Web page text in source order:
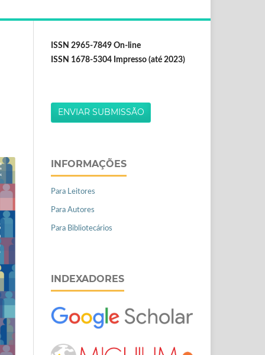
ISSN 2965-7849 On-line
ISSN 1678-5304 Impresso (até 2023)
ENVIAR SUBMISSÃO
INFORMAÇÕES
Para Leitores
Para Autores
Para Bibliotecários
INDEXADORES